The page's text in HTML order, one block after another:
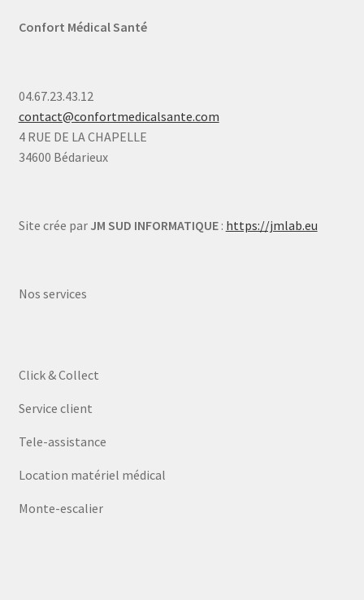
Confort Médical Santé
04.67.23.43.12
contact@confortmedicalsante.com
4 RUE DE LA CHAPELLE
34600 Bédarieux
Site crée par JM SUD INFORMATIQUE: https://jmlab.eu
Nos services
Click & Collect
Service client
Tele-assistance
Location matériel médical
Monte-escalier